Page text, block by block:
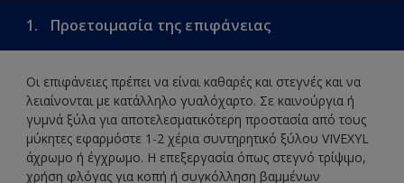
1. Προετοιμασία της επιφάνειας
Οι επιφάνειες πρέπει να είναι καθαρές και στεγνές και να
λειαίνονται με κατάλληλο γυαλόχαρτο. Σε καινούργια ή
γυμνά ξύλα για αποτελεσματικότερη προστασία από τους
μύκητες εφαρμόστε 1-2 χέρια συντηρητικό ξύλου VIVEXYL
άχρωμο ή έγχρωμο. Η επεξεργασία όπως στεγνό τρίψιμο,
χρήση φλόγας για κοπή ή συγκόλληση βαμμένων